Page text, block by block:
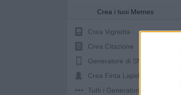
Crea i tuoi Memes
Crea Vignetta
Crea Citazione
Generatore di SMS
Crea Finta Lapide
Tutti i Generatori